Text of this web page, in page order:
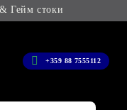
Гейм стоки
+359 88 7555112